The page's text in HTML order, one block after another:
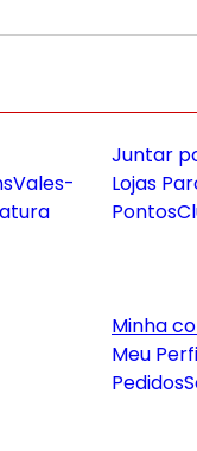
Vales-
Juntar
Lojas
Pontos
Minha
Meu
Pedidos